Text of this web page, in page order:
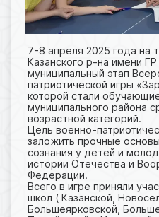
7-8 апреля 2025 года
Казанского р-на имени
муниципальный этап
патриотической игры
которой стали
муниципального района
возрастной категорий.
Цель военно-
заложить прочные
сознания у детей и
истории Отечества и
Федерации.
Всего в игре приняли
школ ( Казанской,
Большеярковской,